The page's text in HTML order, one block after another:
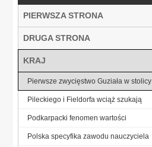
PIERWSZA STRONA
DRUGA STRONA
KRAJ
Pierwsze zwycięstwo Guziała w stolicy
Pileckiego i Fieldorfa wciąż szukają
Podkarpacki fenomen wartości
Polska specyfika zawodu nauczyciela